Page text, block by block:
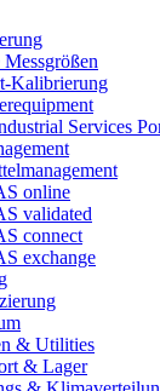
Kalibrierung
Services
online
validated
connect
exchange
& Utilities
& Lager